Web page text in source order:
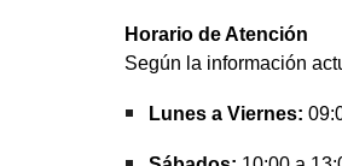
Horario de Atención
Según la información
Lunes a Viernes: